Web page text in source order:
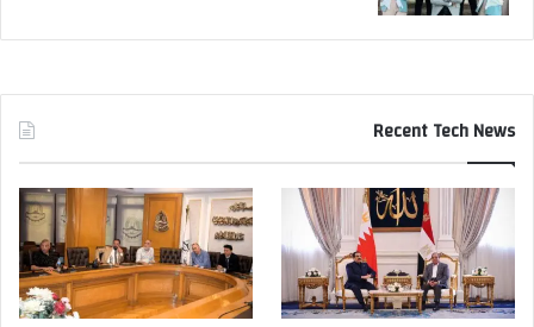
Recent Tech News